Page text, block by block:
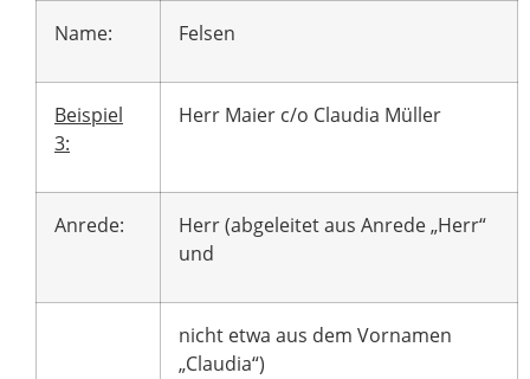
Name: Felsen
Beispiel
3:
Herr Maier c/o Claudia Müller
Anrede:
Herr (abgeleitet aus Anrede „Herr“
und
nicht etwa aus dem Vornamen
„Claudia“)